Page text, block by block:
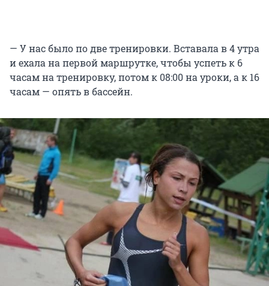
— У нас было по две тренировки. Вставала в 4 утра
и ехала на первой маршрутке, чтобы успеть к 6
часам на тренировку, потом к 08:00 на уроки, а к 16
часам — опять в бассейн.